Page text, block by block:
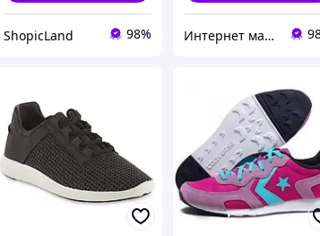
ShopicLand 98% Интернет магазин спортивной обуви Shoes-Factory